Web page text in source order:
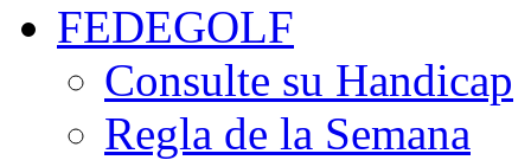
FEDEGOLF
Consulte su Handicap
Regla de la Semana